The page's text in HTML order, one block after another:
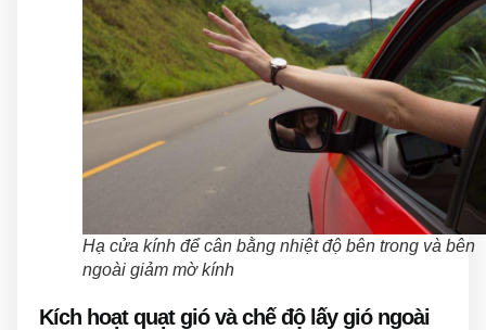
Hạ cửa kính để cân bằng nhiệt độ bên trong và bên
ngoài giảm mờ kính
Kích hoạt quạt gió và chế độ lấy gió ngoài